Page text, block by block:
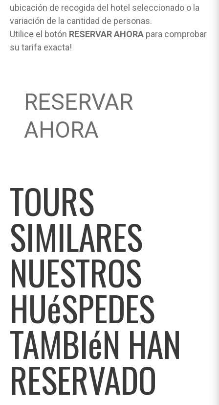
ubicación de recogida del hotel seleccionado o la
variación de la cantidad de personas.
Utilice el botón RESERVAR AHORA para comprobar
su tarifa exacta!
RESERVAR
AHORA
TOURS
SIMILARES
NUESTROS
HUéSPEDES
TAMBIéN HAN
RESERVADO